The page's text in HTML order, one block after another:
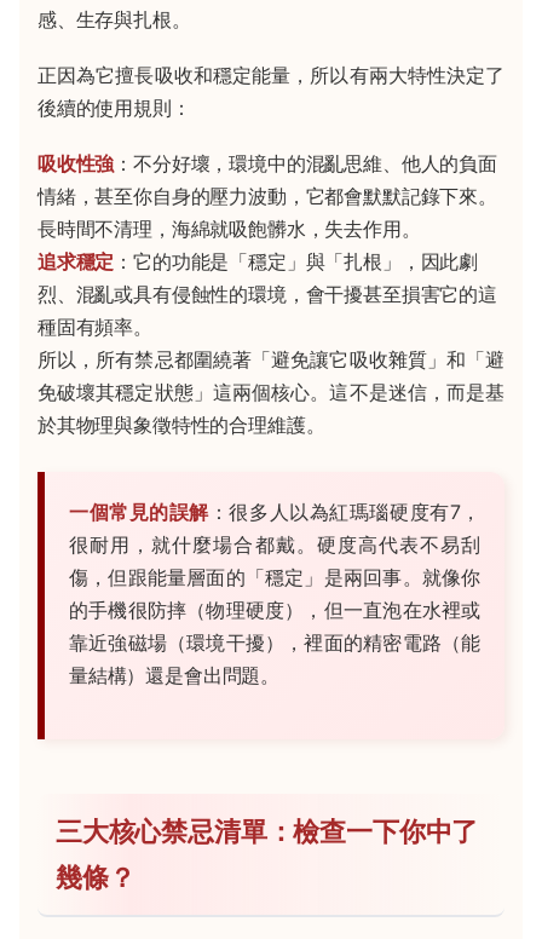
感、生存與扎根。
正因為它擅長吸收和穩定能量，所以有兩大特性決定了
後續的使用規則：
吸收性強 ：不分好壞，環境中的混亂思維、他人的負面
情緒，甚至你自身的壓力波動，它都會默默記錄下來。
長時間不清理，海綿就吸飽髒水，失去作用。
追求穩定 ：它的功能是「穩定」與「扎根」，因此劇
烈、混亂或具有侵蝕性的環境，會干擾甚至損害它的這
種固有頻率。
所以，所有禁忌都圍繞著「避免讓它吸收雜質」和「避
免破壞其穩定狀態」這兩個核心。這不是迷信，而是基
於其物理與象徵特性的合理維護。
一個常見的誤解：很多人以為紅瑪瑙硬度有7，
很耐用，就什麼場合都戴。硬度高代表不易刮
傷，但跟能量層面的「穩定」是兩回事。就像你
的手機很防摔（物理硬度），但一直泡在水裡或
靠近強磁場（環境干擾），裡面的精密電路（能
量結構）還是會出問題。
三大核心禁忌清單：檢查一下你中了
幾條？